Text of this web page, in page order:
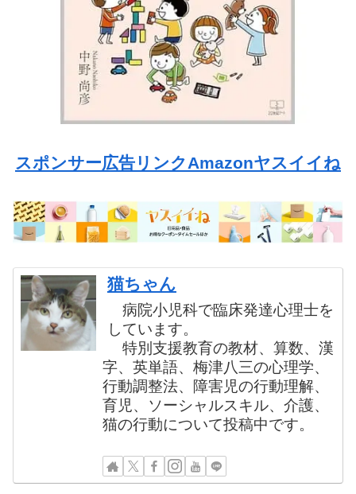
スポンサー広告リンクAmazonヤスイイね
猫ちゃん
病院小児科で臨床発達心理士を
しています。
特別支援教育の教材、算数、漢
字、英単語、梅津八三の心理学、
行動調整法、障害児の行動理解、
育児、ソーシャルスキル、介護、
猫の行動について投稿中です。